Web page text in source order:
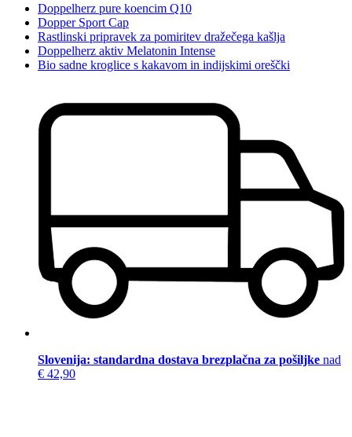
Doppelherz pure koencim Q10
Dopper Sport Cap
Rastlinski pripravek za pomiritev dražečega kašlja
Doppelherz aktiv Melatonin Intense
Bio sadne kroglice s kakavom in indijskimi oreščki
Slovenija: standardna dostava brezplačna za pošiljke nad
€ 42,90